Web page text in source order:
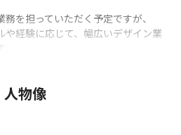
を担っていただく予定ですが、
や経験に応じて、幅広いデザイン業
物像